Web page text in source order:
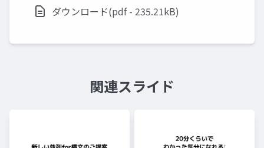
ダウンロード(pdf - 235.21kB)
関連スライド